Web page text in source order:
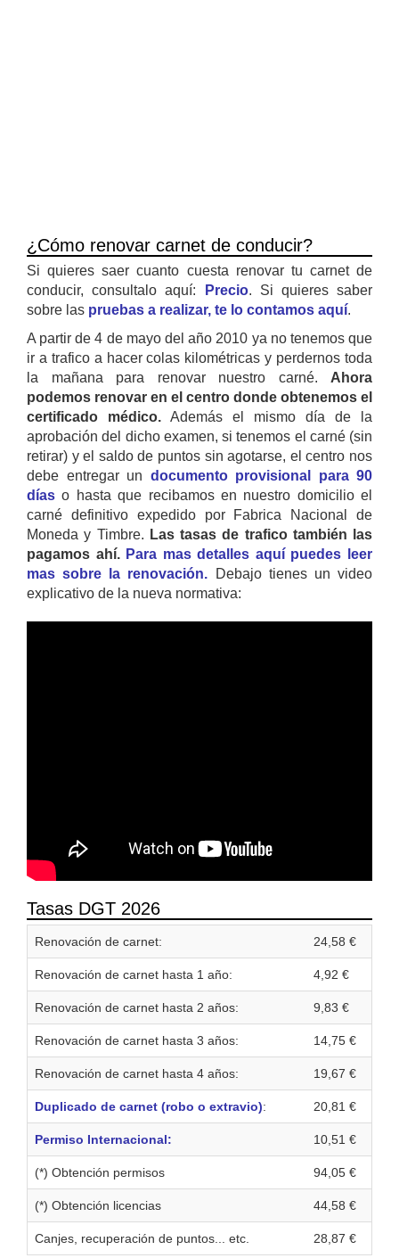
¿Cómo renovar carnet de conducir?
Si quieres saer cuanto cuesta renovar tu carnet de
conducir, consultalo aquí:
Precio. Si quieres saber
sobre las pruebas a realizar, te lo contamos aquí.
A partir de 4 de mayo del año 2010 ya no tenemos que
ir a trafico a hacer colas kilométricas y perdernos toda
la mañana para renovar nuestro carné. Ahora
podemos renovar en el centro donde obtenemos el
certificado médico. Además el mismo día de la
aprobación del dicho examen, si tenemos el carné (sin
retirar) y el saldo de puntos sin agotarse, el centro nos
debe entregar un documento provisional para 90
días o hasta que recibamos en nuestro domicilio el
carné definitivo expedido por Fabrica Nacional de
Moneda y Timbre. Las tasas de trafico también las
pagamos ahí. Para mas detalles aquí puedes leer
mas sobre la renovación. Debajo tienes un video
explicativo de la nueva normativa:
Tasas DGT 2026
Renovación de carnet: 24,58 €
Renovación de carnet hasta 1 año: 4,92 €
Renovación de carnet hasta 2 años: 9,83 €
Renovación de carnet hasta 3 años: 14,75 €
Renovación de carnet hasta 4 años: 19,67 €
Duplicado de carnet (robo o extravio): 20,81 €
Permiso Internacional: 10,51 €
(*) Obtención permisos 94,05 €
(*) Obtención licencias 44,58 €
Canjes, recuperación de puntos... etc. 28,87 €